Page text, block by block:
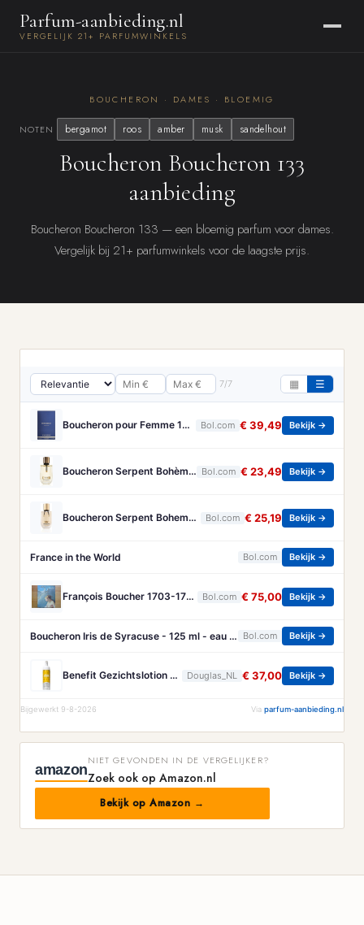
Parfum-aanbieding.nl
VERGELIJK 21+ PARFUMWINKELS
BOUCHERON · DAMES · BLOEMIG
NOTEN bergamot roos amber musk sandelhout
Boucheron Boucheron 133
aanbieding
Boucheron Boucheron 133 — een bloemig parfum voor dames.
Vergelijk bij 21+ parfumwinkels voor de laagste prijs.
7/7 ▦ ☰
Boucheron pour Femme 100 ml Eau de Parfum - Damesparfum Bol.com € 39,49 Bekijk →
Boucheron Serpent Bohème Eau de Parfum 50 ml Bol.com € 23,49 Bekijk →
Boucheron Serpent Boheme Eau de parfum spray 30 ml Bol.com € 25,19 Bekijk →
France in the World Bol.com Bekijk →
François Boucher 1703-1770 - Brandt, Christa Bol.com € 75,00 Bekijk →
Boucheron Iris de Syracuse - 125 ml - eau de parfum spray - damesparfum Bol.com Bekijk →
Benefit Gezichtslotion The POREfessional Gezichtstoner Unisex 133ml Douglas_NL € 37,00 Bekijk →
Bijgewerkt 9-8-2026 Via parfum-aanbieding.nl
amazon
NIET GEVONDEN IN DE VERGELIJKER?
Zoek ook op Amazon.nl
Bekijk op Amazon →